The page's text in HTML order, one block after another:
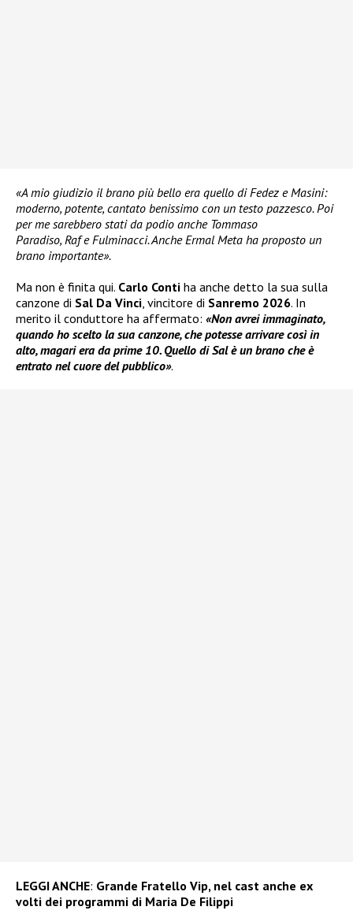
«A mio giudizio il brano più bello era quello di Fedez e Masini:
moderno, potente, cantato benissimo con un testo pazzesco. Poi
per me sarebbero stati da podio anche Tommaso
Paradiso, Raf e Fulminacci. Anche Ermal Meta ha proposto un
brano importante».
Ma non è finita qui. Carlo Conti ha anche detto la sua sulla
canzone di Sal Da Vinci, vincitore di Sanremo 2026. In
merito il conduttore ha affermato: «Non avrei immaginato,
quando ho scelto la sua canzone, che potesse arrivare così in
alto, magari era da prime 10. Quello di Sal è un brano che è
entrato nel cuore del pubblico».
LEGGI ANCHE: Grande Fratello Vip, nel cast anche ex
volti dei programmi di Maria De Filippi